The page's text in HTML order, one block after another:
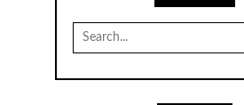
Search
for: